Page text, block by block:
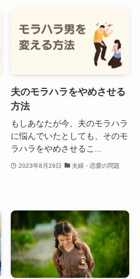
夫のモラハラをやめさせる
方法
もしあなたが今、夫のモラハラ
に悩んでいたとしても、そのモ
ラハラをやめさせるこ...
2023年8月29日 夫婦・恋愛の問題